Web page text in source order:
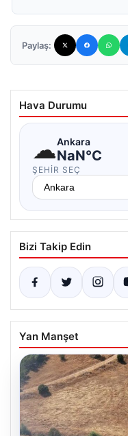
Paylaş:
Hava Durumu
☁Ankara
NaN°C
ŞEHIR SEÇ
Bizi Takip Edin
Yan Manşet